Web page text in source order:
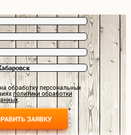
на обработку персональных
политики обработки
.